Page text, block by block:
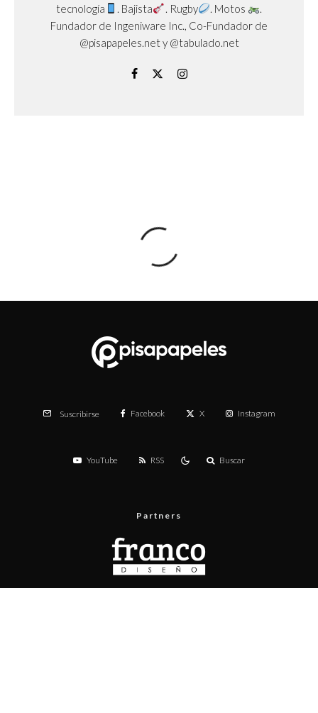
tecnología
. Bajista . Rugby . Motos
.
Fundador de Ingeniware Inc., Co-Fundador de
@pisapapeles.net y @tabulado.net
Suscribirse Facebook X Instagram
YouTube RSS Buscar
Partners